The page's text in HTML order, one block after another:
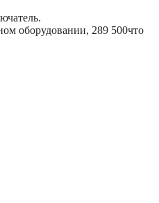
оборудовании, 289 500что